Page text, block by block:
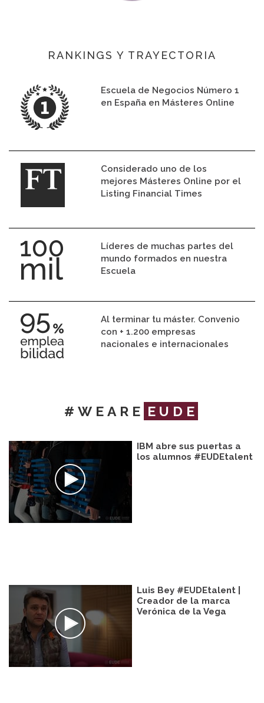
RANKINGS Y TRAYECTORIA
Escuela de Negocios Número 1
en España en Másteres Online
Considerado uno de los
mejores Másteres Online por el
Listing Financial Times
Líderes de muchas partes del
mundo formados en nuestra
Escuela
Al terminar tu máster. Convenio
con + 1.200 empresas
nacionales e internacionales
#WEARE EUDE
IBM abre sus puertas a
los alumnos #EUDEtalent
Luis Bey #EUDEtalent |
Creador de la marca
Verónica de la Vega